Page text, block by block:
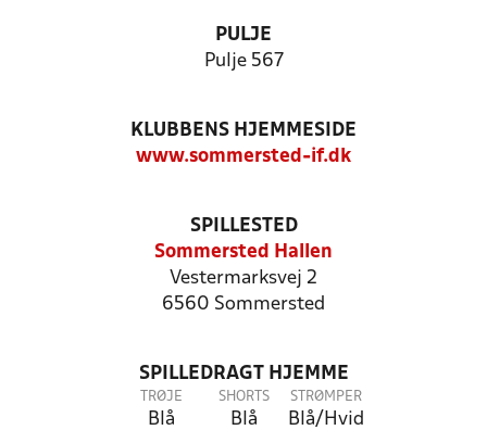
PULJE
Pulje 567
KLUBBENS HJEMMESIDE
www.sommersted-if.dk
SPILLESTED
Sommersted Hallen
Vestermarksvej 2
6560 Sommersted
SPILLEDRAGT HJEMME
TRØJE
Blå
SHORTS
Blå
STRØMPER
Blå/Hvid